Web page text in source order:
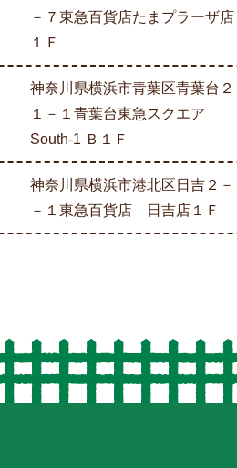
－７東急百貨店たまプラーザ店
１Ｆ
神奈川県横浜市青葉区青葉台２
１－１青葉台東急スクエア
South-1 Ｂ１Ｆ
神奈川県横浜市港北区日吉２－
－１東急百貨店 日吉店１Ｆ